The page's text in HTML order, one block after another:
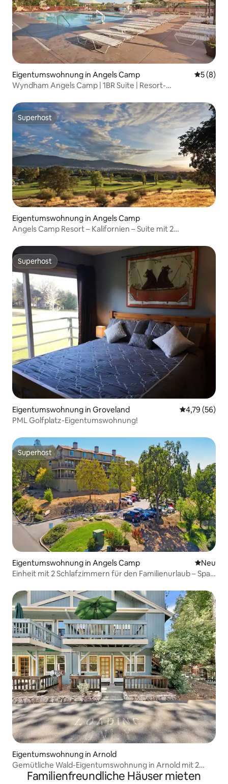
Eigentumswohnung in Angels Camp
5 (8)
Wyndham Angels Camp | 1BR Suite | Resort-
Superhost
Superhost
Eigentumswohnung in Angels Camp
Angels Camp Resort – Kalifornien – Suite mit 2
Superhost
Superhost
Eigentumswohnung in Groveland
4,79 (56)
PML Golfplatz-Eigentumswohnung!
Superhost
Superhost
Eigentumswohnung in Angels Camp Neue
Neu
Einheit mit 2 Schlafzimmern für den Familienurlaub – Spaß
Eigentumswohnung in Arnold
Gemütliche Wald-Eigentumswohnung in Arnold mit 2
Schlafzimmern und Terrasse
Familienfreundliche Häuser mieten